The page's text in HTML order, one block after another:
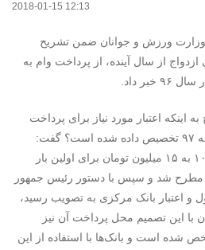
2018-01-15 12:13
وزارت ورزش و جوانان ضمن تشریح
وام ۱۵میلیونی ازدواج از سال آینده، از پرداخت وام به
داد.
اینکه اعتبار مورد نیاز برای پرداخت
وام ازدواج ۱۵ میلیونی در بودجه ۹۷ تخصیص داده شده است؟ گفت:
پیشنهاد افزایش وام ازدواج از ۱۰ به ۱۵ میلیون تومان برای اولین بار
شد و سپس با دستور رئیس جمهور
و اعتبار بانک مرکزی به تصویب رسید،
با این تصمیم محل پرداخت آن نیز
است و بانک‌ها با استفاده از این